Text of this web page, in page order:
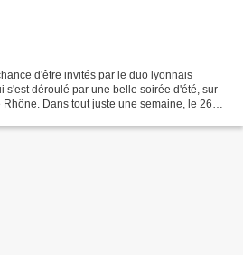
d'être invités par le duo lyonnais
s'est déroulé par une belle soirée d'été, sur
Dans tout juste une semaine, le 26